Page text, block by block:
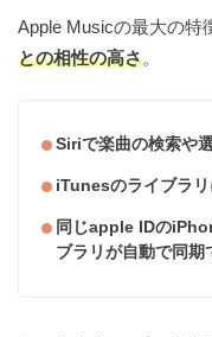
Apple Musicの最大の特
との相性の高さ。
Siriで楽曲の検索や
iTunesのライブラ
同じapple IDの
ブラリが自動で同期